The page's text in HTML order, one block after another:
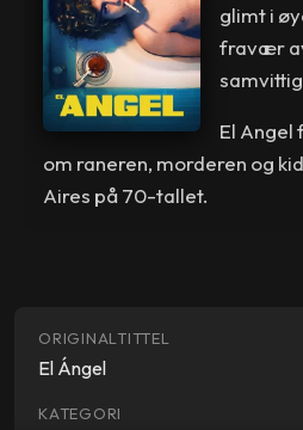
glimt i
fravær
El
om raneren, morderen og
Aires på 70-tallet.
ORIGINALTITTEL
El Ángel
KATEGORI